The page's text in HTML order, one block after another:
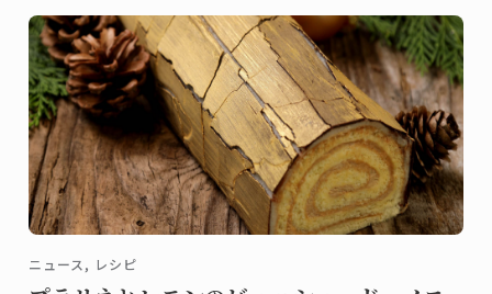
ニュース, レシピ